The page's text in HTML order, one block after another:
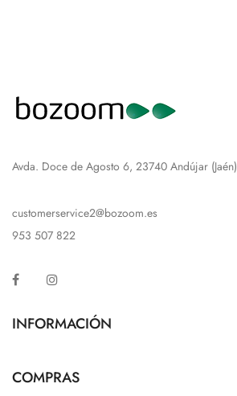
Avda. Doce de Agosto 6, 23740 Andújar (Jaén)
customerservice2@bozoom.es
953 507 822
Facebook
INFORMACIÓN
COMPRAS